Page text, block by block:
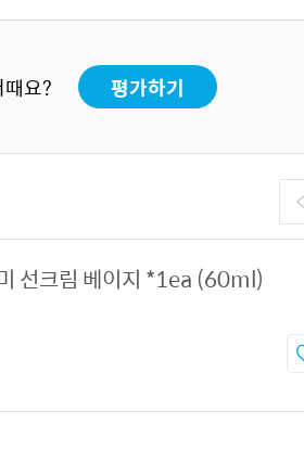
요? 평가하기
선크림 베이지 *1ea (60ml)